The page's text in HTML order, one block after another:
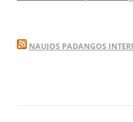
NAUJOS PADANGOS